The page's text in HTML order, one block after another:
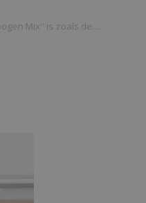
Mix'' is zoals de…